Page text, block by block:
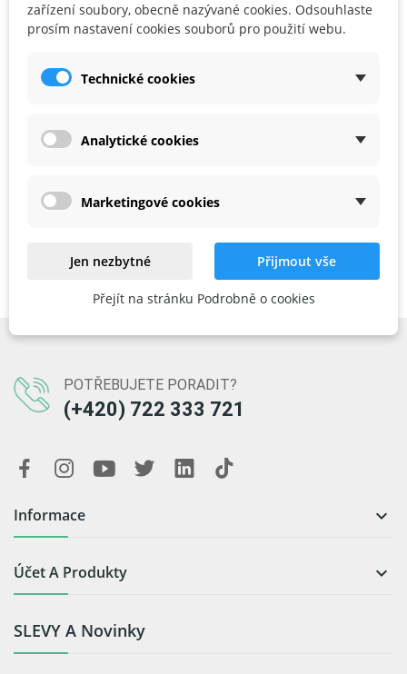
Co je to STEM?
KOUPIT HNED
POTŘEBUJETE PORADIT?
(+420) 722 333 721
Informace 
Účet A Produkty 
SLEVY A Novinky
zařízení soubory, obecně nazývané cookies. Odsouhlaste
prosím nastavení cookies souborů pro použití webu.
Technické cookies
Analytické cookies
Marketingové cookies
Jen nezbytné Přijmout vše
Přejít na stránku Podrobně o cookies